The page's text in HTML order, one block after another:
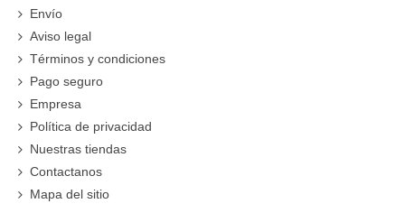
Envío
Aviso legal
Términos y condiciones
Pago seguro
Empresa
Política de privacidad
Nuestras tiendas
Contactanos
Mapa del sitio